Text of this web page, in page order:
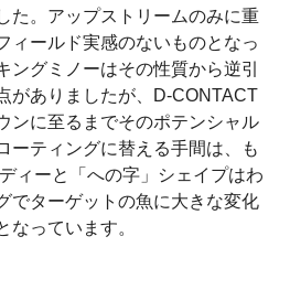
た。アップストリームのみに重
ィールド実感のないものとなっ
グミノーはその性質から逆引
がありましたが、D-CONTACT
ンに至るまでそのポテンシャル
ーティングに替える手間は、も
ィーと「への字」シェイプはわ
でターゲットの魚に大きな変化
なっています。